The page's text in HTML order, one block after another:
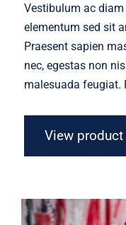
Vestibulum ac
elementum sed sit
Praesent sapien
nec, egestas non
malesuada feugiat.
View product